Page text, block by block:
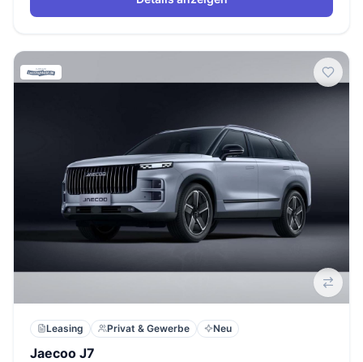
Leasing Privat & Gewerbe Neu
Jaecoo J7